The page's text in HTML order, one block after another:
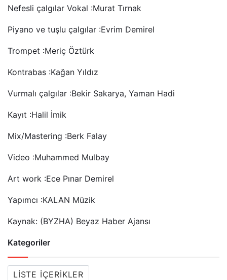
Nefesli çalgılar Vokal :Murat Tırnak
Piyano ve tuşlu çalgılar :Evrim Demirel
Trompet :Meriç Öztürk
Kontrabas :Kağan Yıldız
Vurmalı çalgılar :Bekir Sakarya, Yaman Hadi
Kayıt :Halil İmik
Mix/Mastering :Berk Falay
Video :Muhammed Mulbay
Art work :Ece Pınar Demirel
Yapımcı :KALAN Müzik
Kaynak: (BYZHA) Beyaz Haber Ajansı
Kategoriler
LISTE İÇERIKLER